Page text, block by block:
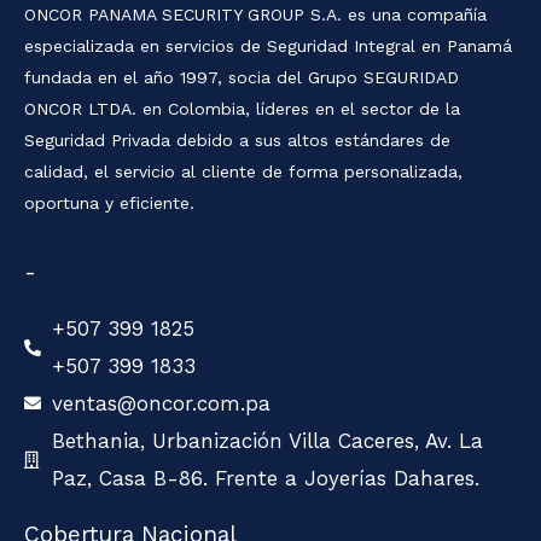
n
i
c
ONCOR PANAMA SECURITY GROUP S.A. es una compañía
especializada en servicios de Seguridad Integral en Panamá
fundada en el año 1997, socia del Grupo SEGURIDAD
ONCOR LTDA. en Colombia, líderes en el sector de la
Seguridad Privada debido a sus altos estándares de
calidad, el servicio al cliente de forma personalizada,
oportuna y eficiente.
-
+507 399 1825
+507 399 1833
ventas@oncor.com.pa
Bethania, Urbanización Villa Caceres, Av. La
Paz, Casa B-86. Frente a Joyerías Dahares.
Cobertura Nacional